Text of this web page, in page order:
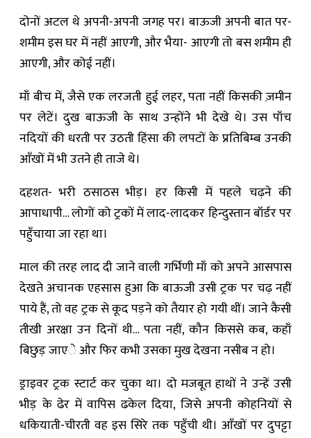
दोनों अटल थे अपनी-अपनी जगह पर। बाऊजी अपनी बात पर-
शमीम इस घर में नहीं आएगी, और भैया- आएगी तो बस शमीम ही
आएगी, और कोई नहीं।
माँ बीच में, जैसे एक लरजती हुई लहर, पता नहीं किसकी ज़मीन
पर लेटें। दुख बाऊजी के साथ उन्होंने भी देखे थे। उस पाँच
नदियों की धरती पर उठती हिंसा की लपटों के प्रतिबिम्ब उनकी
आँखों में भी उतने ही ताजे थे।
दहशत- भरी ठसाठस भीड़। हर किसी में पहले चढ़ने की
आपाधापी… लोगों को ट्रकों में लाद-लादकर हिन्दुस्तान बॉर्डर पर
पहुँचाया जा रहा था।
माल की तरह लाद दी जाने वाली गर्भिणी माँ को अपने आसपास
देखते अचानक एहसास हुआ कि बाऊजी उसी ट्रक पर चढ़ नहीं
पाये हैं, तो वह ट्रक से कूद पड़ने को तैयार हो गयी थीं। जाने कैसी
तीखी अरक्षा उन दिनों थी… पता नहीं, कौन किससे कब, कहाँ
बिछुड़ जाएे और फिर कभी उसका मुख देखना नसीब न हो।
ड्राइवर ट्रक स्टार्ट कर चुका था। दो मजबूत हाथों ने उन्हें उसी
भीड़ के ढेर में वापिस ढकेल दिया, जिसे अपनी कोहनियों से
धकियाती-चीरती वह इस सिरे तक पहुँची थी। आँखों पर दुपट्टा